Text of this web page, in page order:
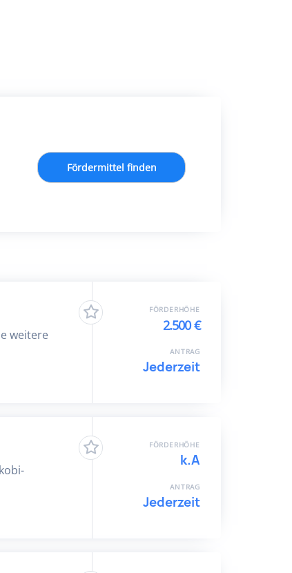
Fördermittel finden
weitere
FÖRDERHÖHE
2.500 €
ANTRAG
Jederzeit
FÖRDERHÖHE
k.A
ANTRAG
Jederzeit